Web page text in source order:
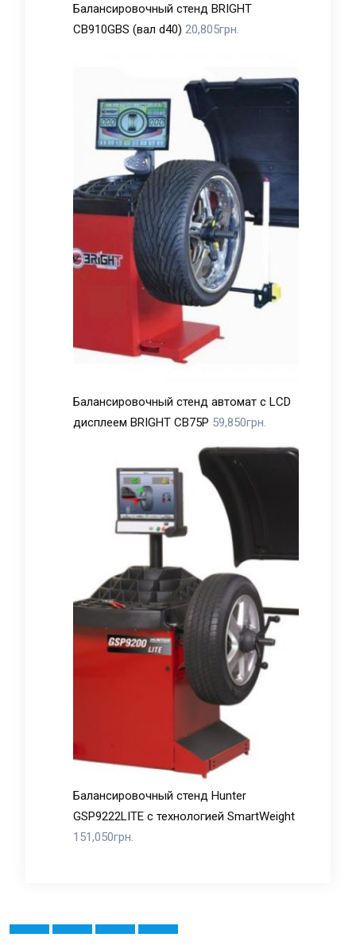
Балансировочный стенд BRIGHT
CB910GBS (вал d40) 20,805грн.
Балансировочный стенд автомат с LCD
дисплеем BRIGHT CB75P 59,850грн.
Балансировочный стенд Hunter
GSP9222LITE с технологией SmartWeight
151,050грн.